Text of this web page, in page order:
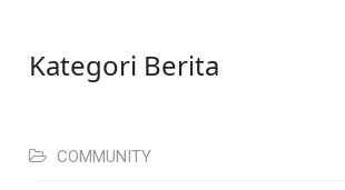
Kategori Berita
COMMUNITY